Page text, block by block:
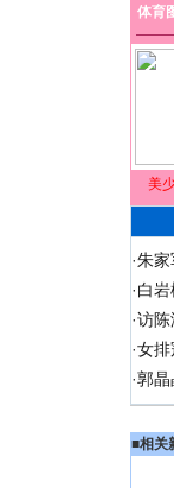
体育
美
·朱家
·白
·访陈
·女排
·郭晶
■相关